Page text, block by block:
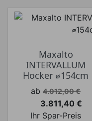
Maxalto
INTERVALLUM
Hocker ⌀154cm
Verkaufspreis
ab 4.012,00 €
Preis
3.811,40 €
Ihr Spar-Preis